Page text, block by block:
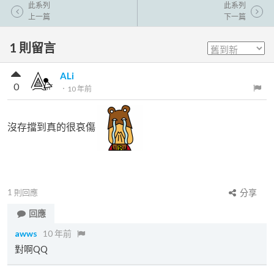
此系列
上一篇
此系列
下一篇
1 則留言
ALi
． 10 年前
0
沒存擋到真的很哀傷
1 則回應
分享
回應
awws
10 年前
對啊QQ